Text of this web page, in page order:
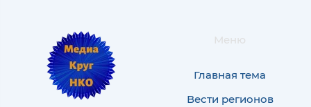
Меню
Главная тема
Вести регионов